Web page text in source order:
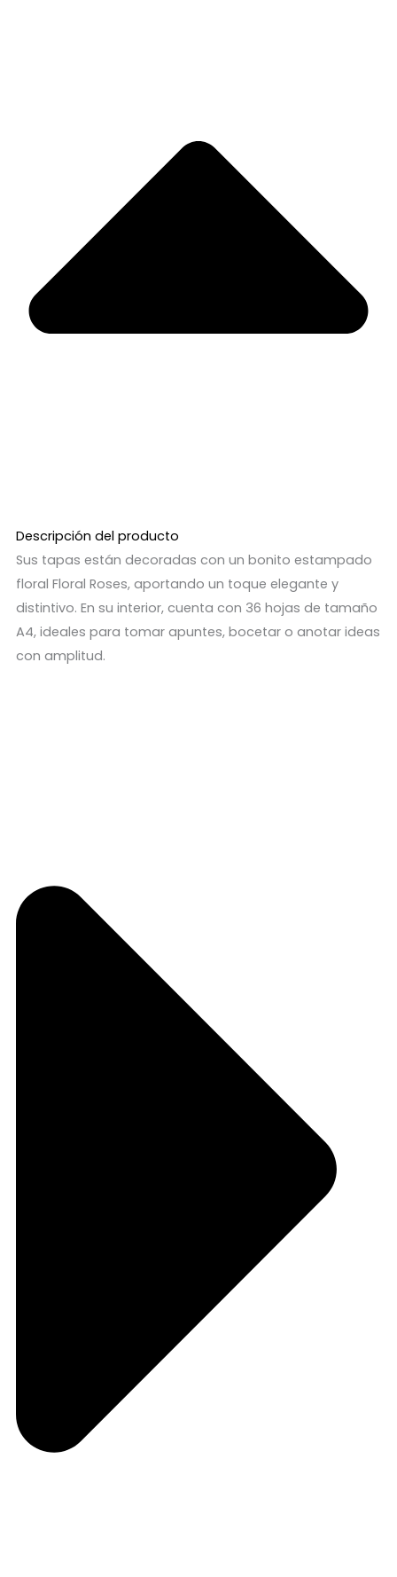
Descripción del producto
Sus tapas están decoradas con un bonito estampado
floral Floral Roses, aportando un toque elegante y
distintivo. En su interior, cuenta con 36 hojas de tamaño
A4, ideales para tomar apuntes, bocetar o anotar ideas
con amplitud.